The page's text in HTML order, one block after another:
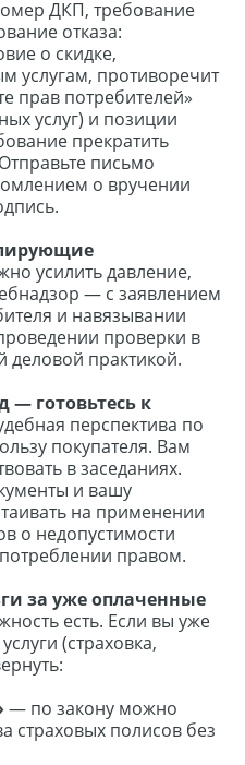
ДКП, требование
отказа:
о скидке,
услугам, противоречит
прав потребителей»
услуг) и позиции
прекратить
письмо
о вручении
усилить давление,
— с заявлением
и навязывании
проверки в
деловой практикой.
— готовьтесь к
перспектива по
покупателя. Вам
в заседаниях.
и вашу
на применении
о недопустимости
правом.
за уже оплаченные
есть. Если вы уже
(страховка,
— по закону можно
страховых полисов без